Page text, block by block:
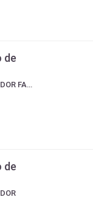
de
USAL UNIVERSIDAD DEL SALVADOR FACULTAD DE COMUNICACIÓN Y EDUCACIÓN
de